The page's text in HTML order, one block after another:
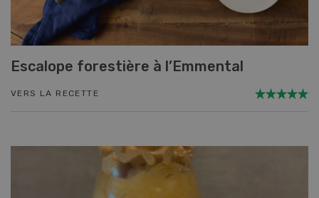
Escalope forestière à l’Emmental
VERS LA RECETTE